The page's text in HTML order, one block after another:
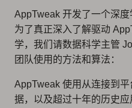
AppTweak 开发了一个深度
为了真正深入了解驱动
学，我们请数据科学主管
团队使用的方法和算法：
AppTweak 使用从连接到
据，以及超过十年的历史